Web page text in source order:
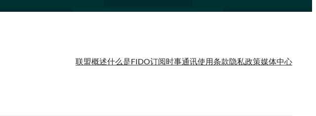
联盟概述什么是FIDO订阅时事通讯使用条款隐私政策媒体中心